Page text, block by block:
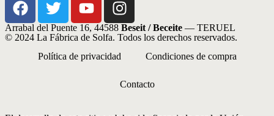
Arrabal del Puente 16, 44588 Beseit / Beceite — TERUEL
© 2024 La Fábrica de Solfa. Todos los derechos reservados.
Política de privacidad
Condiciones de compra
Contacto